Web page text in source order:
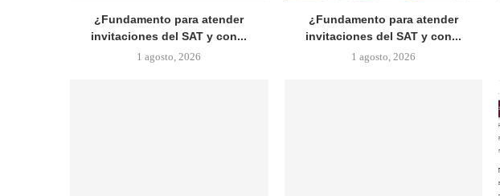
¿Fundamento para atender
invitaciones del SAT y con...
1 agosto, 2026
¿Fundamento para atender
invitaciones del SAT y con...
1 agosto, 2026